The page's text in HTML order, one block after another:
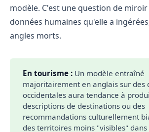
modèle. C'est une question de
données humaines qu'elle a
angles morts.
En tourisme :Un modèle entraîné
majoritairement en anglais sur des
occidentales aura tendance à
descriptions de destinations ou des
recommandations culturellement
des territoires moins "visibles" dans